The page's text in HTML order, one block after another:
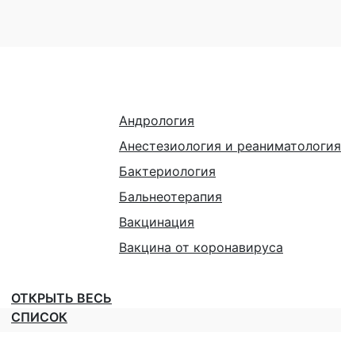
Андрология
Анестезиология и реаниматология
Бактериология
Бальнеотерапия
Вакцинация
Вакцина от коронавируса
ОТКРЫТЬ ВЕСЬ
СПИСОК